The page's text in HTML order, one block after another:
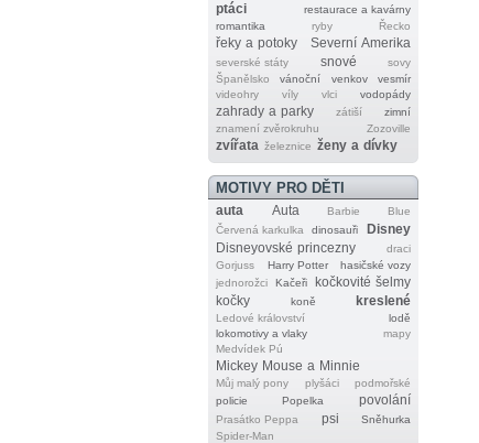
ptáci
restaurace a kavárny
romantika
ryby Řecko
řeky a potoky Severní Amerika
severské státy snové
sovy
Španělsko
vánoční venkov
vesmír
videohry
víly vlci vodopády
zahrady a parky zátiší
zimní
znamení zvěrokruhu
Zozoville
zvířata železnice ženy a dívky
MOTIVY PRO DĚTI
auta Auta Barbie
Blue
Červená karkulka
dinosauři
Disney
Disneyovské princezny
draci
Gorjuss
Harry Potter
hasičské vozy
jednorožci
Kačeři
kočkovité šelmy
kočky
koně kreslené
Ledové království
lodě
lokomotivy a vlaky
mapy
Medvídek Pú
Mickey Mouse a Minnie
Můj malý pony plyšáci
podmořské
policie
Popelka povolání
Prasátko Peppa psi
Sněhurka
Spider‐Man